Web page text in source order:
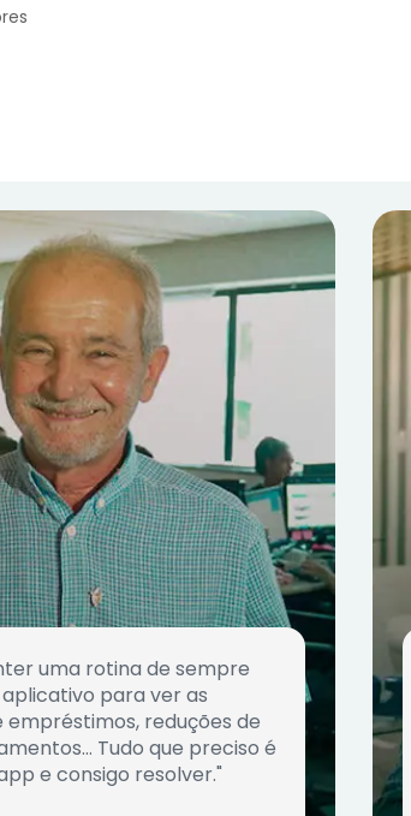
uma rotina de sempre
para ver as
reduções de
Tudo que preciso é
e consigo resolver."